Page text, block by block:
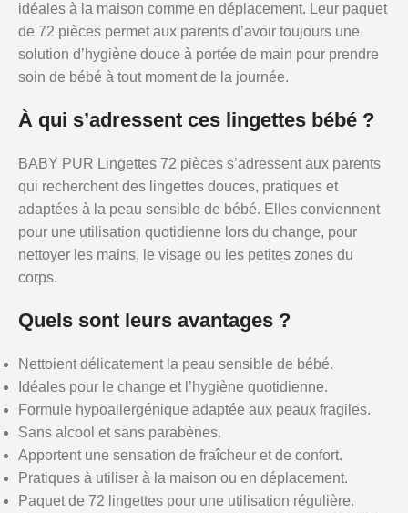
idéales à la maison comme en déplacement. Leur paquet
de 72 pièces permet aux parents d’avoir toujours une
solution d’hygiène douce à portée de main pour prendre
soin de bébé à tout moment de la journée.
À qui s’adressent ces lingettes bébé ?
BABY PUR Lingettes 72 pièces s’adressent aux parents
qui recherchent des lingettes douces, pratiques et
adaptées à la peau sensible de bébé. Elles conviennent
pour une utilisation quotidienne lors du change, pour
nettoyer les mains, le visage ou les petites zones du
corps.
Quels sont leurs avantages ?
Nettoient délicatement la peau sensible de bébé.
Idéales pour le change et l’hygiène quotidienne.
Formule hypoallergénique adaptée aux peaux fragiles.
Sans alcool et sans parabènes.
Apportent une sensation de fraîcheur et de confort.
Pratiques à utiliser à la maison ou en déplacement.
Paquet de 72 lingettes pour une utilisation régulière.